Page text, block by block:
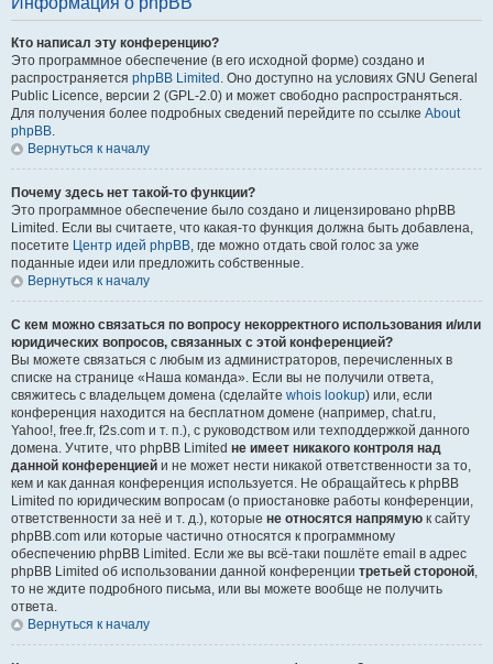
Кто написал эту конференцию?
Это программное обеспечение (в его исходной форме) создано и
распространяется phpBB Limited . Оно доступно на условиях GNU General
Public Licence, версии 2 (GPL-2.0) и может свободно распространяться.
Для получения более подробных сведений перейдите по ссылке About
phpBB.
Вернуться к началу
Почему здесь нет такой-то функции?
Это программное обеспечение было создано и лицензировано phpBB
Limited. Если вы считаете, что какая-то функция должна быть добавлена,
посетите Центр идей phpBB, где можно отдать свой голос за уже
поданные идеи или предложить собственные.
Вернуться к началу
С кем можно связаться по вопросу некорректного использования и/или
юридических вопросов, связанных с этой конференцией?
Вы можете связаться с любым из администраторов, перечисленных в
списке на странице «Наша команда». Если вы не получили ответа,
свяжитесь с владельцем домена (сделайте whois lookup) или, если
конференция находится на бесплатном домене (например, chat.ru,
Yahoo!, free.fr, f2s.com и т. п.), с руководством или техподдержкой данного
домена. Учтите, что phpBB Limited не имеет никакого контроля над
данной конференцией и не может нести никакой ответственности за то,
кем и как данная конференция используется. Не обращайтесь к phpBB
Limited по юридическим вопросам (о приостановке работы конференции,
ответственности за неё и т. д.), которые не относятся напрямую к сайту
phpBB.com или которые частично относятся к программному
обеспечению phpBB Limited. Если же вы всё-таки пошлёте email в адрес
phpBB Limited об использовании данной конференции третьей стороной,
то не ждите подробного письма, или вы можете вообще не получить
ответа.
Вернуться к началу